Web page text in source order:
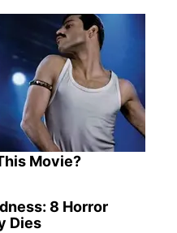
Movie?
8 Horror
Dies